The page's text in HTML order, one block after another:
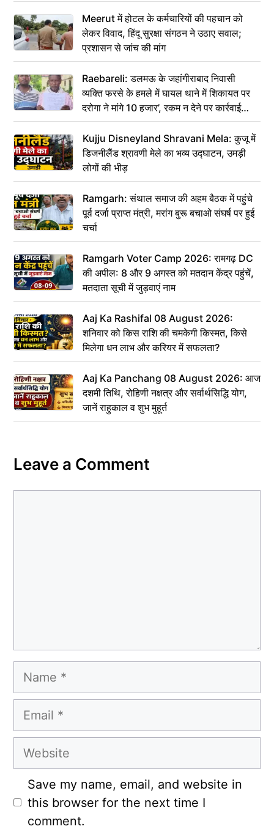
Meerut में होटल के कर्मचारियों की पहचान को
लेकर विवाद, हिंदू सुरक्षा संगठन ने उठाए सवाल;
प्रशासन से जांच की मांग
Raebareli: डलमऊ के जहांगीराबाद निवासी
व्यक्ति फरसे के हमले में घायल थाने में शिकायत पर
दरोगा ने मांगे 10 हजार’, रकम न देने पर कार्रवाई
ठंडी!
Kujju Disneyland Shravani Mela: कुजू में
डिजनीलैंड श्रावणी मेले का भव्य उद्घाटन, उमड़ी
लोगों की भीड़
Ramgarh: संथाल समाज की अहम बैठक में पहुंचे
पूर्व दर्जा प्राप्त मंत्री, मरांग बुरू बचाओ संघर्ष पर हुई
चर्चा
Ramgarh Voter Camp 2026: रामगढ़ DC
की अपील: 8 और 9 अगस्त को मतदान केंद्र पहुंचें,
मतदाता सूची में जुड़वाएं नाम
Aaj Ka Rashifal 08 August 2026:
शनिवार को किस राशि की चमकेगी किस्मत, किसे
मिलेगा धन लाभ और करियर में सफलता?
Aaj Ka Panchang 08 August 2026: आज
दशमी तिथि, रोहिणी नक्षत्र और सर्वार्थसिद्धि योग,
जानें राहुकाल व शुभ मुहूर्त
Leave a Comment
Name
Email
Website
Save my name, email, and website in
this browser for the next time I
comment.